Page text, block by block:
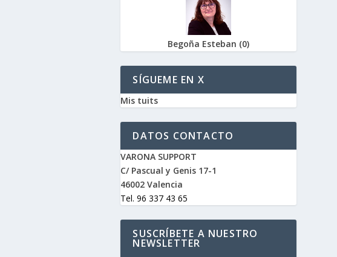
Begoña Esteban (0)
SÍGUEME EN X
Mis tuits
DATOS CONTACTO
VARONA SUPPORT
C/ Pascual y Genis 17-1
46002 Valencia
Tel. 96 337 43 65
SUSCRÍBETE A NUESTRO
NEWSLETTER